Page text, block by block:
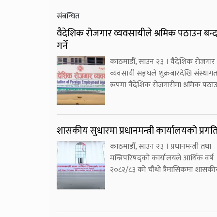
संबन्धित
वैदेशिक रोजगार व्यवसायीले श्रमिक पठाउन बन्द
गर्ने
काठमाडौँ, साउन २३ । वैदेशिक रोजगार
व्यवसायी सङ्घले शुक्रबारदेखि संस्थागत
रूपमा वैदेशिक रोजगारीमा श्रमिक
शासकीय सुधारमा प्रधानमन्त्री कार्यालयको
काठमाडौँ, साउन २३ । प्रधानमन्त्री तथा
मन्त्रिपरिषद्को कार्यालयले आर्थिक वर्ष
२०८२/८३ को चौथो त्रैमासिकमा